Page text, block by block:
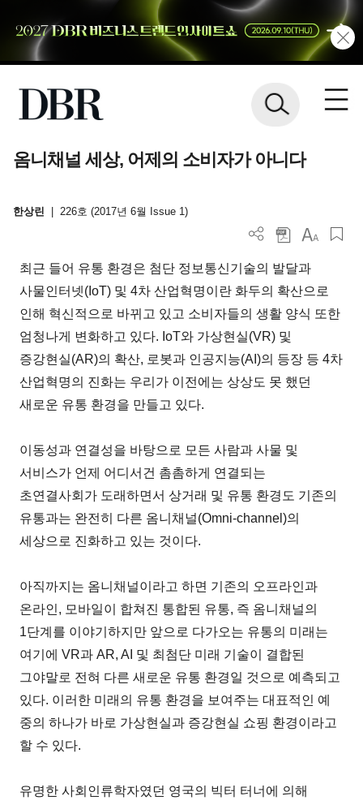
옴니채널 세상, 어제의 소비자가 아니다
한상린 226호 (2017년 6월 Issue 1)
최근 들어 유통 환경은 첨단 정보통신기술의 발달과
사물인터넷(IoT) 및 4차 산업혁명이란 화두의 확산으로
인해 혁신적으로 바뀌고 있고 소비자들의 생활 양식 또한
엄청나게 변화하고 있다. IoT와 가상현실(VR) 및
증강현실(AR)의 확산, 로봇과 인공지능(AI)의 등장 등 4차
산업혁명의 진화는 우리가 이전에는 상상도 못 했던
새로운 유통 환경을 만들고 있다.
이동성과 연결성을 바탕으로 모든 사람과 사물 및
서비스가 언제 어디서건 촘촘하게 연결되는
초연결사회가 도래하면서 상거래 및 유통 환경도 기존의
유통과는 완전히 다른 옴니채널(Omni-channel)의
세상으로 진화하고 있는 것이다.
아직까지는 옴니채널이라고 하면 기존의 오프라인과
온라인, 모바일이 합쳐진 통합된 유통, 즉 옴니채널의
1단계를 이야기하지만 앞으로 다가오는 유통의 미래는
여기에 VR과 AR, AI 및 최첨단 미래 기술이 결합된
그야말로 전혀 다른 새로운 유통 환경일 것으로 예측되고
있다. 이러한 미래의 유통 환경을 보여주는 대표적인 예
중의 하나가 바로 가상현실과 증강현실 쇼핑 환경이라고
할 수 있다.
유명한 사회인류학자였던 영국의 빅터 터너에 의해